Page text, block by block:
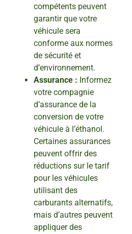
compétents peuvent
garantir que votre
véhicule sera
conforme aux normes
de sécurité et
d’environnement.
Assurance : Informez
votre compagnie
d’assurance de la
conversion de votre
véhicule à l’éthanol.
Certaines assurances
peuvent offrir des
réductions sur le tarif
pour les véhicules
utilisant des
carburants alternatifs,
mais d’autres peuvent
appliquer des